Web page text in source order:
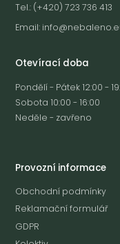
Tel.: (+420) 723 736 413
Email:
Otevírací doba
Pondělí - Pátek 12:00 -
Sobota 10:00 - 16:00
Neděle - zavřeno
Provozní informace
Obchodní podmínky
Reklamační formulář
GDPR